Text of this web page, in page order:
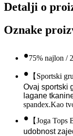
Detalji o
Oznake
•75% najlon /
• 【 Sportski
Ovaj sportski
lagane
spandex.Kao
• 【Joga Tops
udobnost